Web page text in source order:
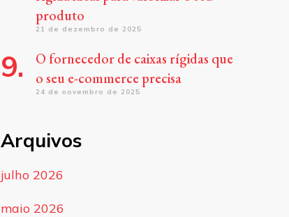
produto
21 de dezembro de 2025
O fornecedor de caixas rígidas que
o seu e-commerce precisa
24 de novembro de 2025
Arquivos
julho 2026
maio 2026